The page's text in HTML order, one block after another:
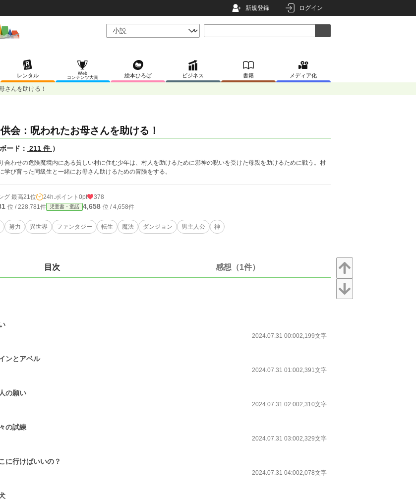
新規登録 ログイン
レンタル
Web
コンテンツ大賞
絵本ひろば ビジネス 書籍 メディア化
さんを助ける！
会：呪われたお母さんを助ける！
ード： 211 件 ）
合わせの危険魔境内にある貧しい村に住む少年は、村人を助けるために邪神の呪いを受けた母親を助けるために戦う。村
学び育った同級生と一緒にお母さん助けるための冒険をする。
グ 最高21位 24h.ポイント 0pt 378
位 / 228,781件 児童書・童話 4,658 位 / 4,658件
努力 異世界 ファンタジー 転生 魔法 ダンジョン 男主人公 神
目次 感想（1件）
2024.07.31 00:002,199文字
ンとアベル
2024.07.31 01:002,391文字
の願い
2024.07.31 02:002,310文字
の試練
2024.07.31 03:002,329文字
に行けばいいの？
2024.07.31 04:002,078文字